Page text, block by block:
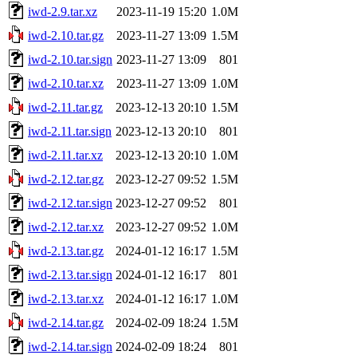
iwd-2.9.tar.xz
2023-11-19 15:20 1.0M
iwd-2.10.tar.gz
2023-11-27 13:09 1.5M
iwd-2.10.tar.sign 2023-11-27 13:09
801
iwd-2.10.tar.xz
2023-11-27 13:09 1.0M
iwd-2.11.tar.gz
2023-12-13 20:10 1.5M
iwd-2.11.tar.sign 2023-12-13 20:10
801
iwd-2.11.tar.xz
2023-12-13 20:10 1.0M
iwd-2.12.tar.gz
2023-12-27 09:52 1.5M
iwd-2.12.tar.sign 2023-12-27 09:52
801
iwd-2.12.tar.xz
2023-12-27 09:52 1.0M
iwd-2.13.tar.gz
2024-01-12 16:17 1.5M
iwd-2.13.tar.sign 2024-01-12 16:17
801
iwd-2.13.tar.xz
2024-01-12 16:17 1.0M
iwd-2.14.tar.gz
2024-02-09 18:24 1.5M
iwd-2.14.tar.sign 2024-02-09 18:24
801